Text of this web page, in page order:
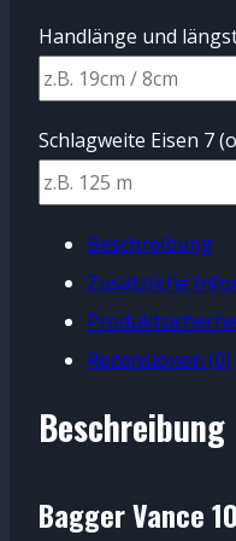
Handlänge und
Schlagweite Eisen 7
Beschreibung
Zusätzliche
Rezensionen (0)
Beschreibung
Bagger Vance